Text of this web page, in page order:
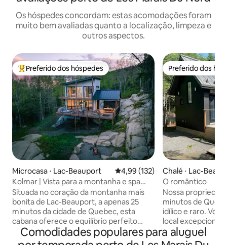
Os hóspedes concordam: estas acomodações foram
muito bem avaliadas quanto a localização, limpeza e
outros aspectos.
Entre os melhores preferidos dos hóspedes
Preferido dos hóspedes
Microcasa ⋅ Lac-Beauport 4,99 de uma avaliação média de
4,99 (132)
Kolmar | Vista para a montanha e spa
perto da cidade de Quebec
Situada no coração da montanha mais
bonita de Lac-Beauport, a apenas 25
minutos da cidade de Quebec, esta
cabana oferece o equilíbrio perfeito
entre natureza e conforto. Localizado
em Domaine Le Maelström, desfrute de
Preferido dos
Preferido dos
Chalé ⋅ Lac-
O romântico
Nossa
minutos de
idílico e raro.
local excepcional
privados, bem
recreativos,
Comodidades populares para aluguel